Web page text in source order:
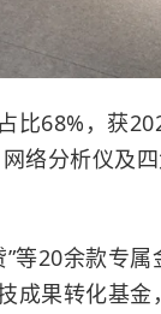
比68%，获
络分析仪及
等20余款专
成果转化基金